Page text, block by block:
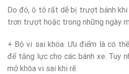
Do đó, ô tô rất dễ bị trượt bánh
trơn trượt hoặc trong những ngày
+ Bộ vi sai khóa: Ưu điểm là có
để tăng lực cho các bánh xe. Tuy
mở khóa vi sai khi rẽ